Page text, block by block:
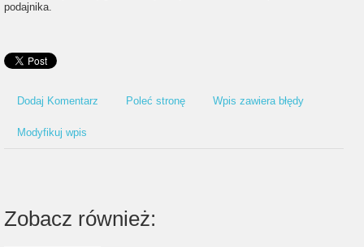
podajnika.
Dodaj Komentarz Poleć stronę Wpis zawiera błędy
Modyfikuj wpis
Zobacz również: